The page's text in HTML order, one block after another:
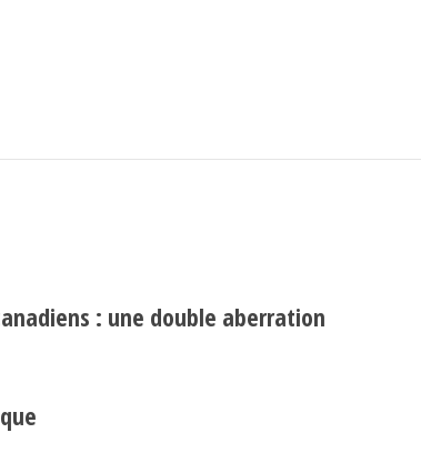
: une double aberration